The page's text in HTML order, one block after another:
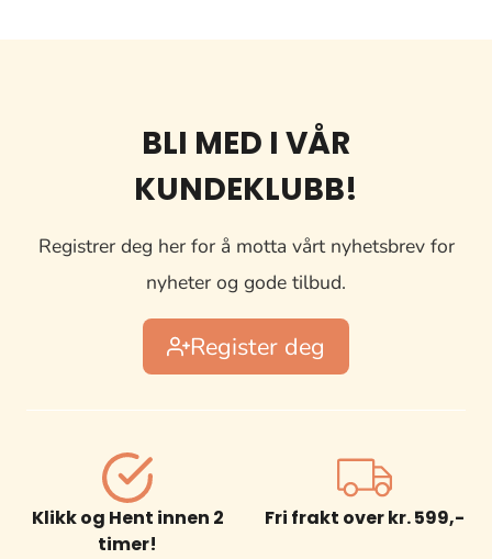
BLI MED I VÅR
KUNDEKLUBB!
Registrer deg her for å motta vårt nyhetsbrev for
nyheter og gode tilbud.
Register deg
Klikk og Hent innen 2
timer!
Fri frakt over kr. 599,-